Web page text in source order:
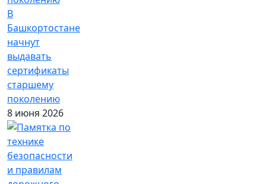
В
Башкортостане
начнут
выдавать
сертификаты
старшему
поколению
8 июня 2026